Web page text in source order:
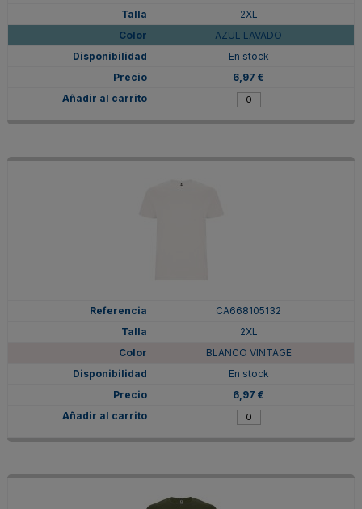
2XL
AZUL LAVADO
En stock
6,97 €
CA668105132
2XL
BLANCO VINTAGE
En stock
6,97 €